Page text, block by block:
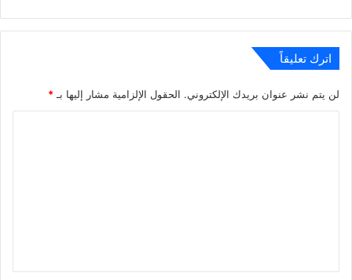
اترك تعليقاً
لن يتم نشر عنوان بريدك الإلكتروني. الحقول الإلزامية مشار إليها بـ*